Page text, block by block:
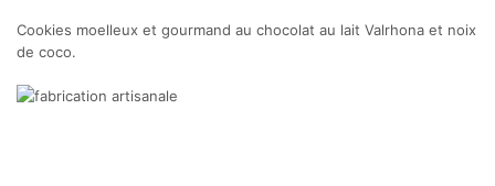
Cookies moelleux et gourmand au chocolat au lait Valrhona et noix
de coco.